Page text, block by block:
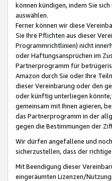
können kündigen, indem Sie
auswählen.
Ferner können wir diese
Sie Ihre Pflichten aus dieser
Programmrichtlinien) nicht
oder Haftungsansprüchen im
Partnerprogramm für
Amazon durch Sie oder Ihre
dieser Vereinbarung oder den
oder künftig unterliegen könnte;
gemeinsam mit Ihnen agieren,
das Partnerprogramm in der
gegen die Bestimmungen der
Wir dürfen angefallene und
sicherzustellen, dass der
Mit Beendigung dieser
eingeräumten Lizenzen/